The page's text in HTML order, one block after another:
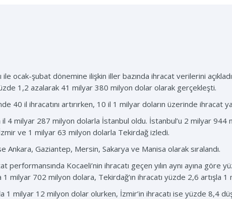
ile ocak-şubat dönemine ilişkin iller bazında ihracat verilerini
1,2 azalarak 41 milyar 380 milyon dolar olarak gerçekleşti.
40 il ihracatını artırırken, 10 il 1 milyar doların üzerinde ihracat
il 4 milyar 287 milyon dolarla İstanbul oldu. İstanbul’u 2 milyar
ve 1 milyar 63 milyon dolarla Tekirdağ izledi.
Gaziantep, Mersin, Sakarya ve Manisa olarak sıralandı.
performansında Kocaeli’nin ihracatı geçen yılın aynı ayına
1 milyar 702 milyon dolara, Tekirdağ’ın ihracatı yüzde 2,6 artışla 1
1 milyar 12 milyon dolar olurken, İzmir’in ihracatı ise yüzde 8,4